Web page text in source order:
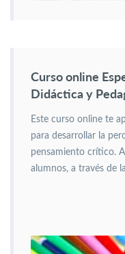
Curso online
Didáctica y
Este curso online te
para desarrollar la
pensamiento crítico.
alumnos, a través de